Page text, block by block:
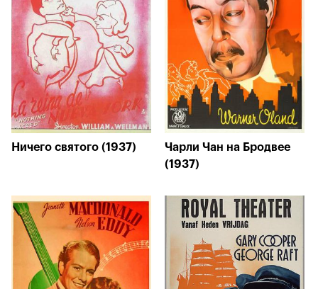
Ничего святого (1937)
Чарли Чан на Бродвее
(1937)